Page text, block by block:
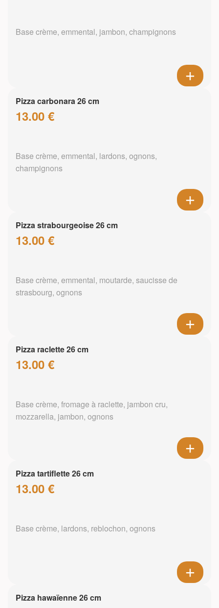
Base crème, emmental, jambon, champignons
Pizza carbonara 26 cm
13.00 €
Base crème, emmental, lardons, ognons,
champignons
Pizza strabourgeoise 26 cm
13.00 €
Base crème, emmental, moutarde, saucisse de
strasbourg, ognons
Pizza raclette 26 cm
13.00 €
Base crème, fromage à raclette, jambon cru,
mozzarella, jambon, ognons
Pizza tartiflette 26 cm
13.00 €
Base crème, lardons, reblochon, ognons
Pizza hawaïenne 26 cm